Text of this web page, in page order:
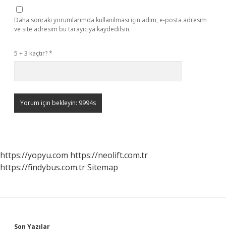
Daha sonraki yorumlarımda kullanılması için adım, e-posta adresim
ve site adresim bu tarayıcıya kaydedilsin.
5 + 3 kaçtır?*
https://yopyu.com https://neolift.com.tr
https://findybus.com.trSitemap
Sidebar
Son Yazılar